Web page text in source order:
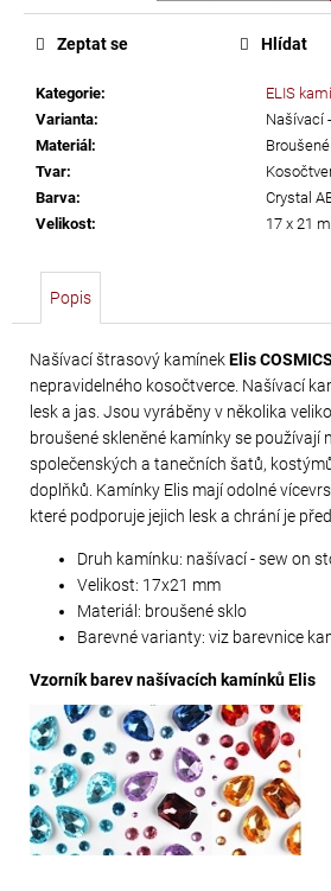
Kategorie:
ELIS
Varianta:
Našívací
Materiál:
Tvar:
Barva:
Crystal
Velikost: 17 x 21
Zeptat se Hlídat
Popis
Našívací štrasový kamínekElis COSMICS
nepravidelného kosočtverce. Našívací
lesk a jas. Jsou vyráběny v několika
broušené skleněné kamínky se používají
společenských a tanečních šatů,
doplňků. Kamínky Elis mají odolné
které podporuje jejich lesk a chrání je
Druh kamínku: našívací - sew on
Velikost: 17x21 mm
Materiál: broušené sklo
Barevné varianty: viz barevnice
Vzorník barev našívacích kamínků Elis
e
m
TŘÁSNĚ
NEELASTICKÉ
BARBADOS
DÉLKA
CM
620
Kč